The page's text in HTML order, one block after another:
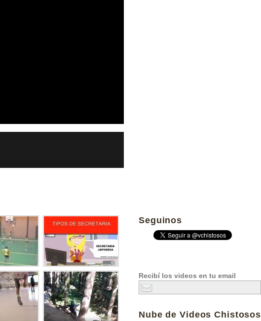
Seguinos
Recibí los videos en tu email
Nube deVideos Chistosos